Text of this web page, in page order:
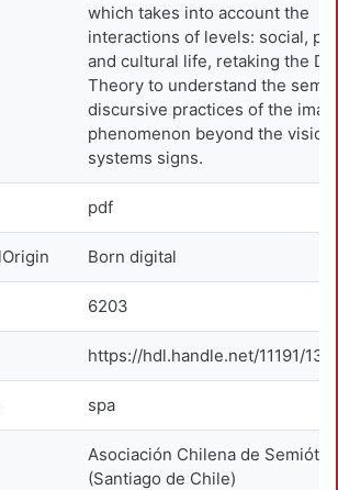
which takes into account the
interactions of levels: social,
and cultural life, retaking the
Theory to understand the
discursive practices of the
phenomenon beyond the vision
systems signs.
pdf
Born digital
6203
https://hdl.handle.net/11191/
spa
Asociación Chilena de
(Santiago de Chile)